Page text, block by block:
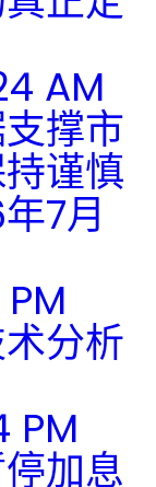
AM
撑市
谨慎
7月
分析
PM
加息